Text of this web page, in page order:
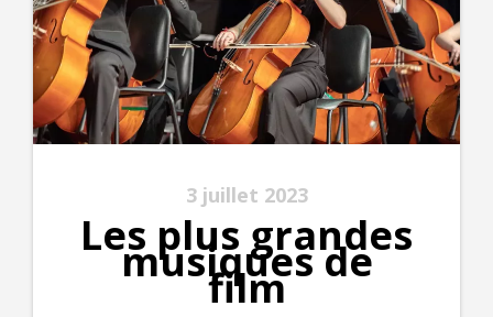
3 juillet 2023
Les plus grandes
musiques de
film